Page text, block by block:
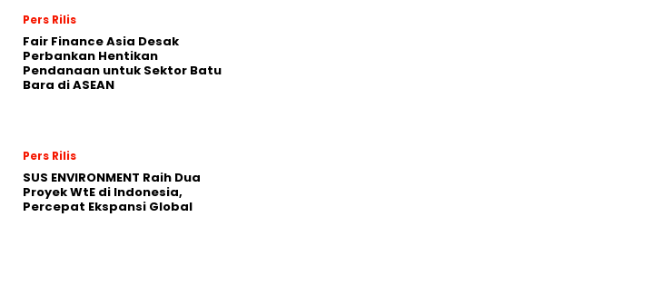
Pers Rilis
Fair Finance Asia Desak
Perbankan Hentikan
Pendanaan untuk Sektor Batu
Bara di ASEAN
Pers Rilis
SUS ENVIRONMENT Raih Dua
Proyek WtE di Indonesia,
Percepat Ekspansi Global